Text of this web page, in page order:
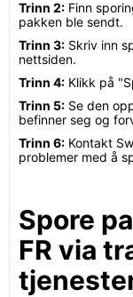
Trinn 2: Finn
pakken ble sendt.
Trinn 3: Skriv inn
nettsiden.
Trinn 4: Klikk på
Trinn 5: Se den
befinner seg og
Trinn 6: Kontakt
problemer med å
Spore
FR via